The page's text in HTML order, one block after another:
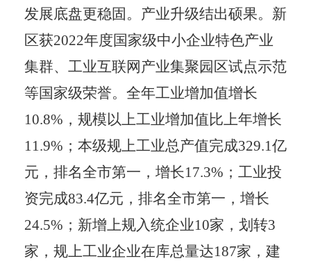
发展底盘更稳固。 产业升级结出硕果。新
区获2022年度国家级中小企业特色产业
集群、工业互联网产业集聚园区试点示范
等国家级荣誉。全年工业增加值增长
10.8% ，规模以上工业增加值比上年增长
11.9% ；本级规上工业总产值完成329.1亿
元，排名全市第一，增长17.3% ；工业投
资完成83.4亿元，排名全市第一，增长
24.5% ；新增上规入统企业10家，划转3
家，规上工业企业在库总量达187家，建